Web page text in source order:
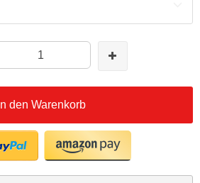
In den Warenkorb